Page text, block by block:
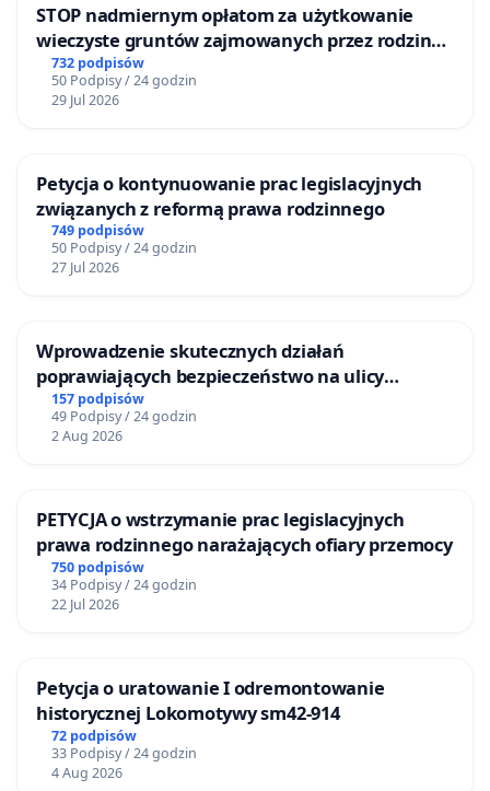
STOP nadmiernym opłatom za użytkowanie
wieczyste gruntów zajmowanych przez rodzinne
ogrody działkowe.
732 podpisów
50 Podpisy / 24 godzin
29 Jul 2026
Petycja o kontynuowanie prac legislacyjnych
związanych z reformą prawa rodzinnego
749 podpisów
50 Podpisy / 24 godzin
27 Jul 2026
Wprowadzenie skutecznych działań
poprawiających bezpieczeństwo na ulicy
Żeromskiego w Otwocku
157 podpisów
49 Podpisy / 24 godzin
2 Aug 2026
PETYCJA o wstrzymanie prac legislacyjnych
prawa rodzinnego narażających ofiary przemocy
750 podpisów
34 Podpisy / 24 godzin
22 Jul 2026
Petycja o uratowanie I odremontowanie
historycznej Lokomotywy sm42-914
72 podpisów
33 Podpisy / 24 godzin
4 Aug 2026